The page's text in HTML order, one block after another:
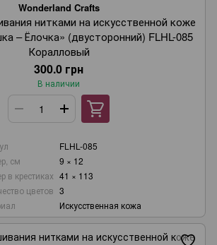
Wonderland Crafts
нитками на искусственной коже
– Ёлочка» (двусторонний) FLHL-085
Коралловый
300.0 грн
В наличии
FLHL-085
см
9 × 12
в крестиках 41 × 113
цветов 3
Искусственная кожа